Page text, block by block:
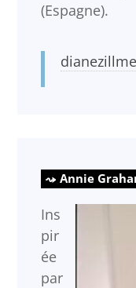
(Espagne).
Annie
Ins
pir
ée
par